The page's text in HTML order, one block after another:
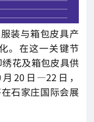
装与箱包皮具产
。在这一关键节
花及箱包皮具供
20日—22日，
石家庄国际会展